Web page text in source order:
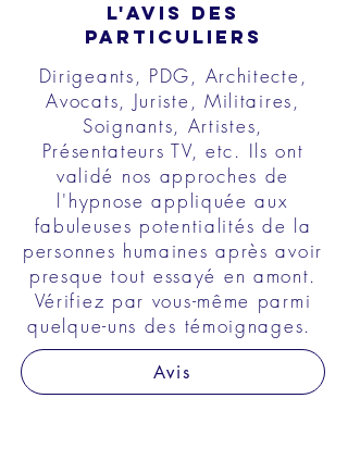
L'AVIS DES
PARTICULIERS
Dirigeants, PDG, Architecte,
Avocats, Juriste, Militaires,
Soignants, Artistes,
Présentateurs TV, etc. Ils ont
validé nos approches de
l'hypnose appliquée aux
fabuleuses potentialités de la
personnes humaines après avoir
presque tout essayé en amont.
Vérifiez par vous-même parmi
quelque-uns des témoignages.
Avis